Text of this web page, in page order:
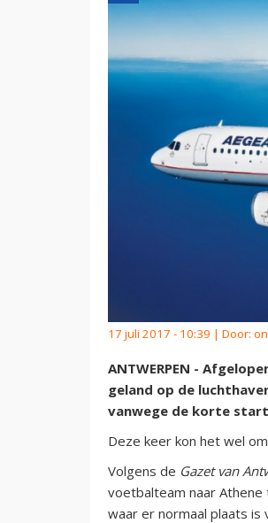
17 juli 2017 - 10:39 | Door:
ANTWERPEN -
geland op de
vanwege de korte
Deze keer kon het wel
Volgens de Gazet van
voetbalteam naar
waar er normaal plaats is